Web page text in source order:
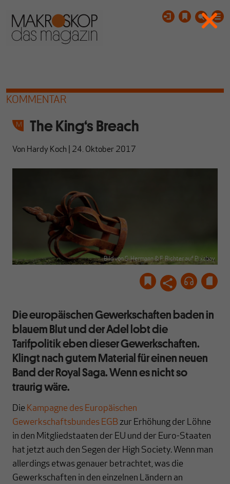
KOMMENTAR
The King‘s Breach
Von Hardy Koch 24. Oktober 2017
Bild von S. Hermann & F. Richter auf Pixabay
Die europäischen Gewerkschaften baden in
blauem Blut und der Adel lobt die
Tarifpolitik eben dieser Gewerkschaften.
Klingt nach gutem Material für einen neuen
Band der Royal Saga. Wenn es nicht so
traurig wäre.
Die Kampagne des Europäischen
Gewerkschaftsbundes EGBzur Erhöhung der Löhne
in den Mitgliedstaaten der EU und der Euro-Staaten
hat jetzt auch den Segen der High Society. Wenn man
allerdings etwas genauer betrachtet, was die
Gewerkschaften in den einzelnen Ländern an